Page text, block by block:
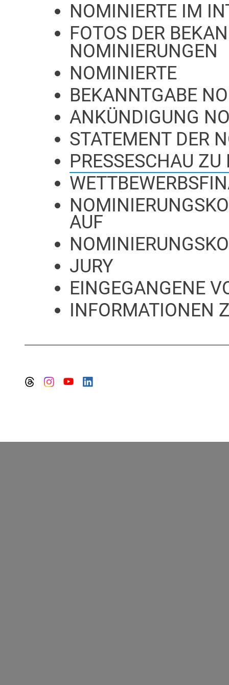
NOMINIERTE IM
FOTOS DER
NOMINIERUNGEN
NOMINIERTE
BEKANNTGABE
ANKÜNDIGUNG
STATEMENT DER
PRESSESCHAU
AUF
JURY
EINGEGANGENE
INFORMATIONEN